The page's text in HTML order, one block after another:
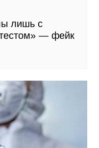
лишь с
— фейк